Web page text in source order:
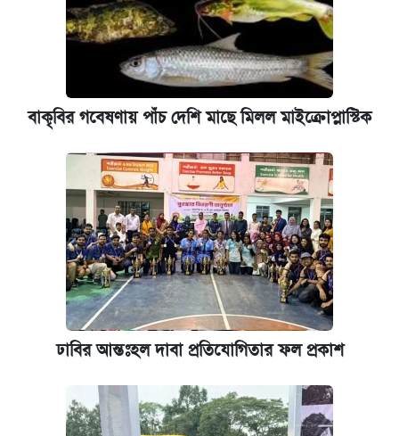
বাকৃবির গবেষণায় পাঁচ দেশি মাছে মিলল মাইক্রোপ্লাস্টিক
ঢাবির আন্তঃহল দাবা প্রতিযোগিতার ফল প্রকাশ